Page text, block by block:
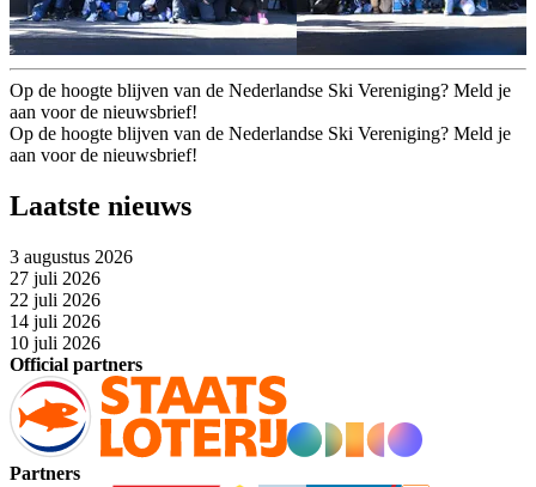
Op de hoogte blijven van de Nederlandse Ski Vereniging? Meld je
aan voor de nieuwsbrief!
Op de hoogte blijven van de Nederlandse Ski Vereniging? Meld je
aan voor de nieuwsbrief!
Laatste nieuws
3 augustus 2026
27 juli 2026
22 juli 2026
14 juli 2026
10 juli 2026
Official partners
Partners